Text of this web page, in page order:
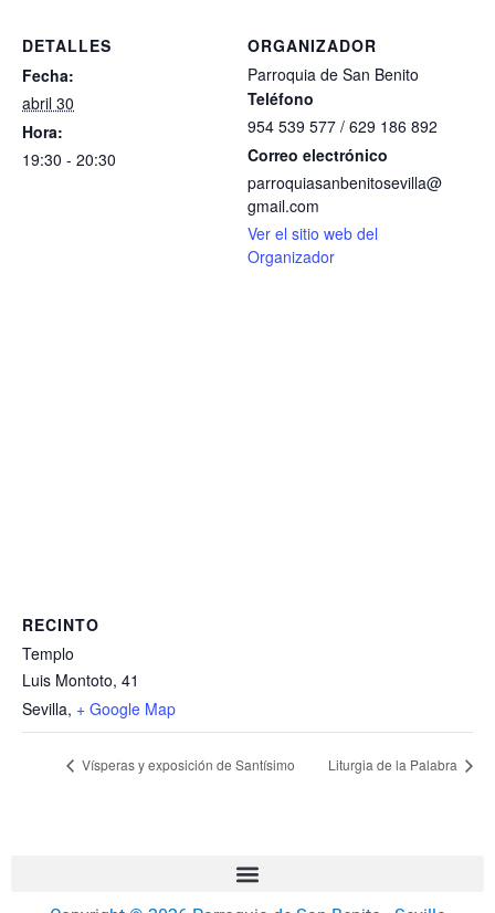
DETALLES
Fecha:
abril 30
Hora:
19:30 - 20:30
ORGANIZADOR
Parroquia de San Benito
Teléfono
954 539 577 / 629 186 892
Correo electrónico
parroquiasanbenitosevilla@
gmail.com
Ver el sitio web del
Organizador
RECINTO
Templo
Luis Montoto, 41
Sevilla, + Google Map
Vísperas y exposición de Santísimo Liturgia de la Palabra